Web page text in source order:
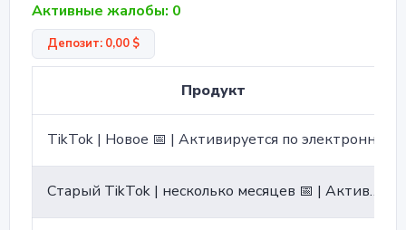
Активные жалобы: 0
Депозит: 0,00 $
Продукт
Старый TikTok | несколько месяцев 📅 | Активирован с помощью электронной почты 📩 | Электронная почта связана с резервной почтой ↩️ | Видео 1-5 📷